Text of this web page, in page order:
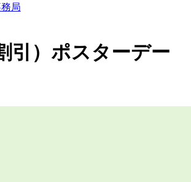
局
引）ポスターデー